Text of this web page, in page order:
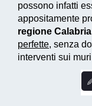
possono infatti
appositamente
regione Calabria
perfette, senza
interventi sui